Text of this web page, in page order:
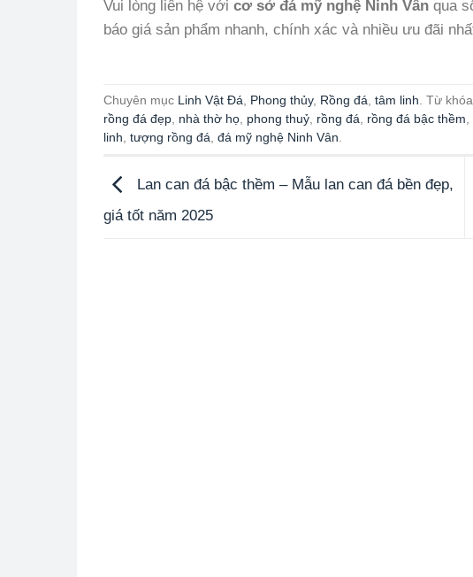
Vui lòng liên hệ với cơ sở đá mỹ nghệ Ninh Vân qua
báo giá sản phẩm nhanh, chính xác và nhiều ưu đãi
Chuyên mục Linh Vật Đá Phong thủy, Rồng đá tâm linh . Từ khóa
rồng đá đẹp nhà thờ họ phong thuỷ rồng đá rồng đá bậc thềm
linh tượng rồng đá đá mỹ nghệ Ninh Vân
Lan can đá bậc thềm – Mẫu lan can đá bền đẹp,
giá tốt năm 2025